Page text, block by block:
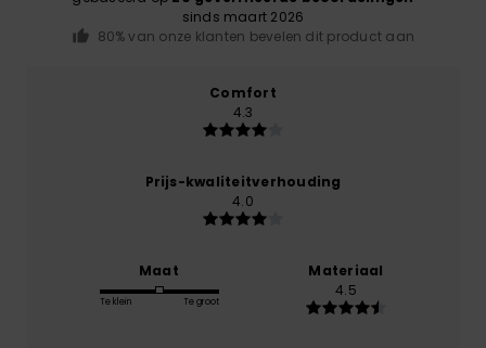
sinds maart 2026
80% van onze klanten bevelen dit product aan
Comfort
4.3
Prijs-kwaliteitverhouding
4.0
Maat
Te klein Te groot
Materiaal
4.5